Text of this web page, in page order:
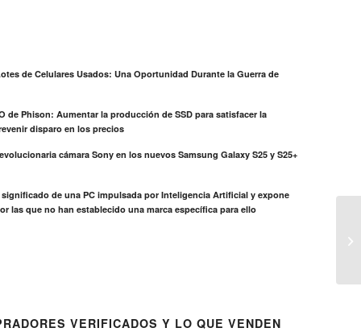
de Celulares Usados: Una Oportunidad Durante la Guerra de
de Phison: Aumentar la producción de SSD para satisfacer la
disparo en los precios
cámara Sony en los nuevos Samsung Galaxy S25 y S25+
significado de una PC impulsada por Inteligencia Artificial y expone
las que no han establecido una marca específica para ello
VERIFICADOS Y LO QUE VENDEN